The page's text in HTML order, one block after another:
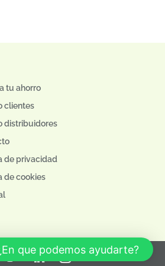
tu ahorro
clientes
distribuidores
de privacidad
de cookies
que podemos ayudarte?